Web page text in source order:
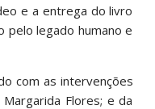
e a entrega do livro
pelo legado humano e
com as intervenções
Flores; e da